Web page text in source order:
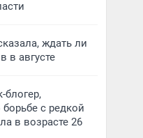
ждать ли
в августе
блогер,
с редкой
в возрасте 26